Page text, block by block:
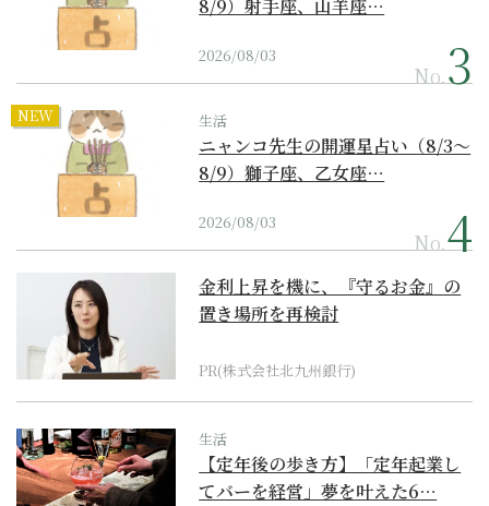
8/9）射手座、山羊座…
2026/08/03
No.
NEW 生活
ニャンコ先生の開運星占い（8/3～
8/9）獅子座、乙女座…
2026/08/03
No.
金利上昇を機に、『守るお金』の
置き場所を再検討
PR(株式会社北九州銀行)
生活
【定年後の歩き方】「定年起業し
てバーを経営」夢を叶えた6…